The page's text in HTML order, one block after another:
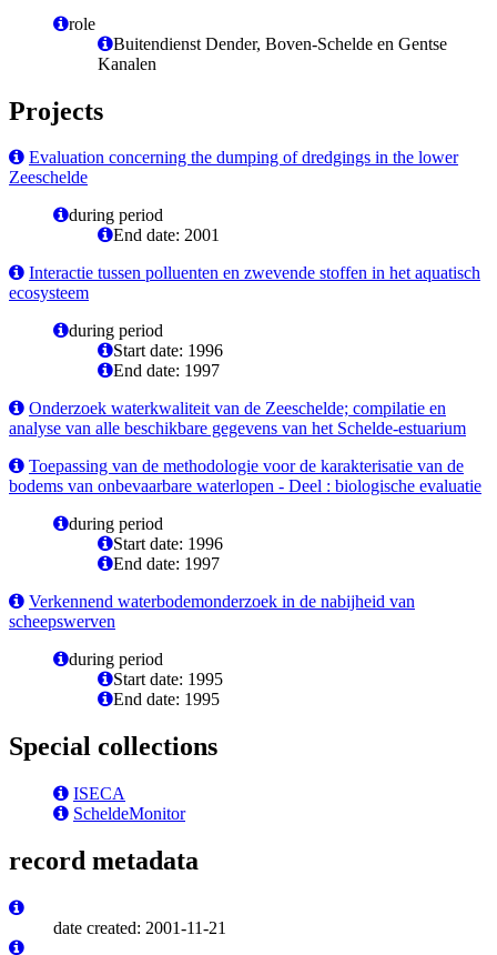
role
Buitendienst Dender, Boven-Schelde en Gentse
Kanalen
Projects
Evaluation concerning the dumping of dredgings in the lower
Zeeschelde
during period
End date: 2001
Interactie tussen polluenten en zwevende stoffen in het aquatisch
ecosysteem
during period
Start date: 1996
End date: 1997
Onderzoek waterkwaliteit van de Zeeschelde; compilatie en
analyse van alle beschikbare gegevens van het Schelde-estuarium
Toepassing van de methodologie voor de karakterisatie van de
bodems van onbevaarbare waterlopen - Deel : biologische evaluatie
during period
Start date: 1996
End date: 1997
Verkennend waterbodemonderzoek in de nabijheid van
scheepswerven
during period
Start date: 1995
End date: 1995
Special collections
ISECA
ScheldeMonitor
record metadata
date created: 2001-11-21